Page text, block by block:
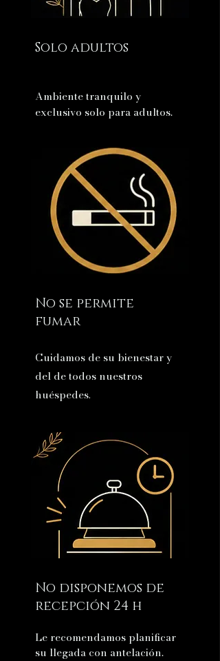
Solo adultos
Ambiente tranquilo y
exclusivo solo para adultos.
No se permite
fumar
Cuidamos de su bienestar y
del de todos nuestros
huéspedes.
No disponemos de
recepción 24 h
Le recomendamos planificar
su llegada con antelación.